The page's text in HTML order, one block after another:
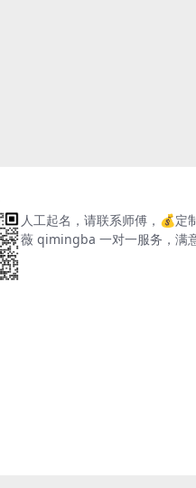
人工起名，请联系师傅， 💰定
薇 qimingba 一对一服务，满